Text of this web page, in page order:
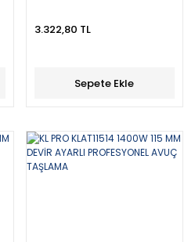
3.322,80 TL
Sepete Ekle